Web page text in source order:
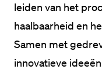
leiden van het
haalbaarheid en
Samen met
innovatieve